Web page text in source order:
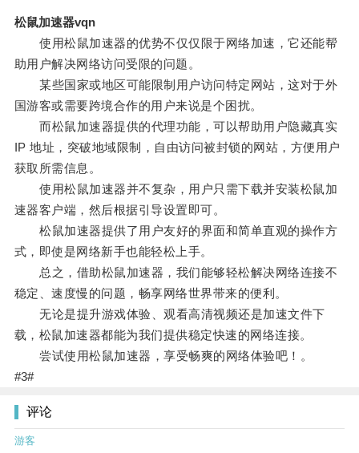
松鼠加速器vqn
使用松鼠加速器的优势不仅仅限于网络加速，它还能帮
助用户解决网络访问受限的问题。
某些国家或地区可能限制用户访问特定网站，这对于外
国游客或需要跨境合作的用户来说是个困扰。
而松鼠加速器提供的代理功能，可以帮助用户隐藏真实
IP 地址，突破地域限制，自由访问被封锁的网站，方便用户
获取所需信息。
使用松鼠加速器并不复杂，用户只需下载并安装松鼠加
速器客户端，然后根据引导设置即可。
松鼠加速器提供了用户友好的界面和简单直观的操作方
式，即使是网络新手也能轻松上手。
总之，借助松鼠加速器，我们能够轻松解决网络连接不
稳定、速度慢的问题，畅享网络世界带来的便利。
无论是提升游戏体验、观看高清视频还是加速文件下
载，松鼠加速器都能为我们提供稳定快速的网络连接。
尝试使用松鼠加速器，享受畅爽的网络体验吧！。
#3#
评论
游客